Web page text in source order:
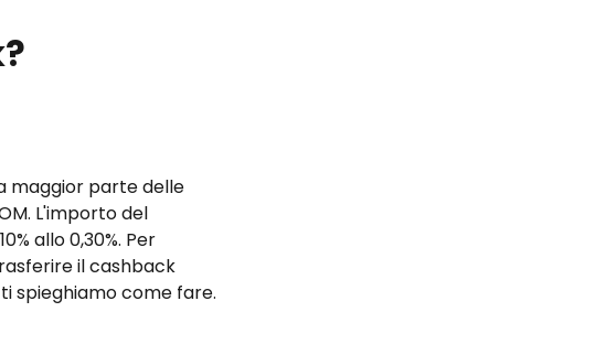
maggior parte delle
L'importo del
allo 0,30%. Per
il cashback
spieghiamo come fare.